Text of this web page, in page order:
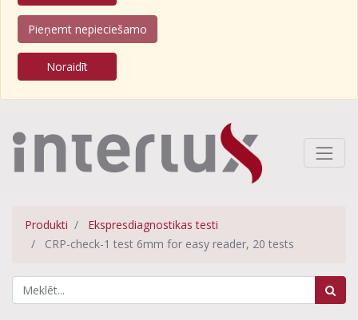
Pieņemt nepieciešamo
Noraidīt
Produkti
Ekspresdiagnostikas testi
CRP-check-1 test 6mm for easy reader, 20 tests